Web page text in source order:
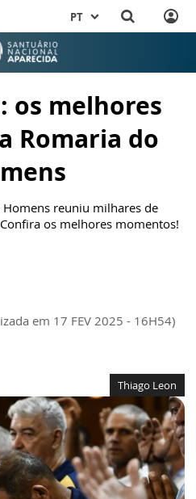
PT
os melhores
Romaria do
Homens reuniu milhares de
os melhores momentos!
em 17 FEV 2025 - 16H54)
Thiago Leon